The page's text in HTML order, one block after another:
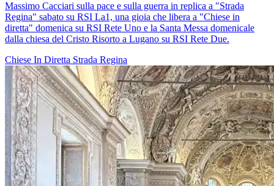
Massimo Cacciari sulla pace e sulla guerra in replica a "Strada
Regina" sabato su RSI La1, una gioia che libera a "Chiese in
diretta" domenica su RSI Rete Uno e la Santa Messa domenicale
dalla chiesa del Cristo Risorto a Lugano su RSI Rete Due.
Chiese In Diretta Strada Regina